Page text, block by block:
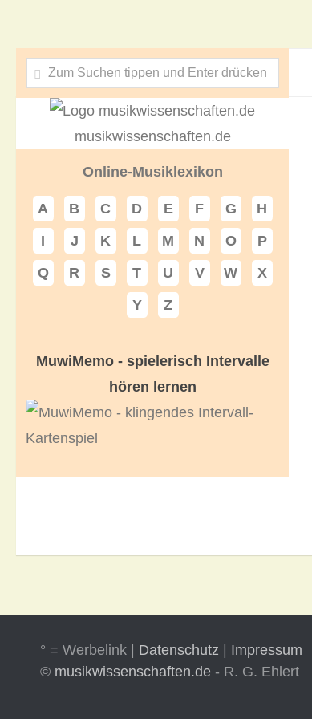
musikwissenschaften.de
Online-Musiklexikon
A B C D E F G
H
I
J K L M N O
P
Q
R S T U V W
X
Y
Z
MuwiMemo - spielerisch Intervalle
hören lernen
° = Werbelink | Datenschutz
Impressum
© musikwissenschaften.de - R. G. Ehlert